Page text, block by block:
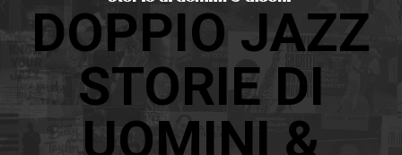
DOPPIO JAZZ
STORIE DI
UOMINI &